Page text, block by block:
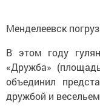
Менделеевск
В этом году
«Дружба»
объединил
дружбой и